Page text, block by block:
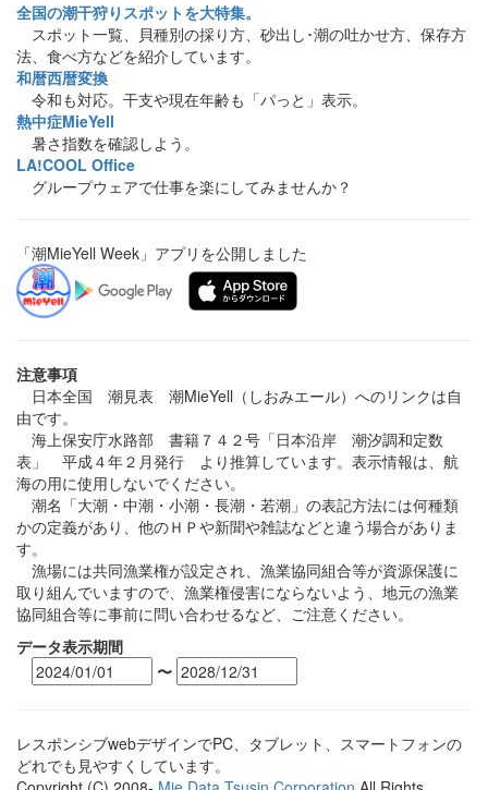
全国の潮干狩りスポットを大特集。
スポット一覧、貝種別の採り方、砂出し･潮の吐かせ方、保存方
法、食べ方などを紹介しています。
和暦西暦変換
令和も対応。干支や現在年齢も「パっと」表示。
熱中症MieYell
暑さ指数を確認しよう。
LA!COOL Office
グループウェアで仕事を楽にしてみませんか？
「潮MieYell Week」アプリを公開しました
注意事項
日本全国 潮見表 潮MieYell（しおみエール）へのリンクは自
由です。
海上保安庁水路部 書籍７４２号「日本沿岸 潮汐調和定数
表」 平成４年２月発行 より推算しています。表示情報は、航
海の用に使用しないでください。
潮名「大潮・中潮・小潮・長潮・若潮」の表記方法には何種類
かの定義があり、他のＨＰや新聞や雑誌などと違う場合がありま
す。
漁場には共同漁業権が設定され、漁業協同組合等が資源保護に
取り組んでいますので、漁業権侵害にならないよう、地元の漁業
協同組合等に事前に問い合わせるなど、ご注意ください。
データ表示期間
〜
レスポンシブwebデザインでPC、タブレット、スマートフォンの
どれでも見やすくしています。